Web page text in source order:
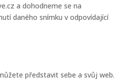
a dohodneme se na
daného snímku v odpovídající
představit sebe a svůj web.